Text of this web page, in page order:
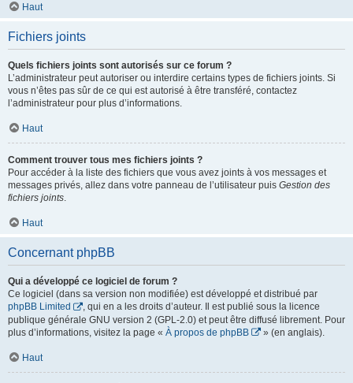
Haut
Fichiers joints
Quels fichiers joints sont autorisés sur ce forum ?
L’administrateur peut autoriser ou interdire certains types de fichiers joints. Si
vous n’êtes pas sûr de ce qui est autorisé à être transféré, contactez
l’administrateur pour plus d’informations.
Haut
Comment trouver tous mes fichiers joints ?
Pour accéder à la liste des fichiers que vous avez joints à vos messages et
messages privés, allez dans votre panneau de l’utilisateur puis Gestion des
fichiers joints.
Haut
Concernant phpBB
Qui a développé ce logiciel de forum ?
Ce logiciel (dans sa version non modifiée) est développé et distribué par
phpBB Limited
, qui en a les droits d’auteur. Il est publié sous la licence
publique générale GNU version 2 (GPL-2.0) et peut être diffusé librement. Pour
plus d’informations, visitez la page « À propos de phpBB » (en anglais).
Haut